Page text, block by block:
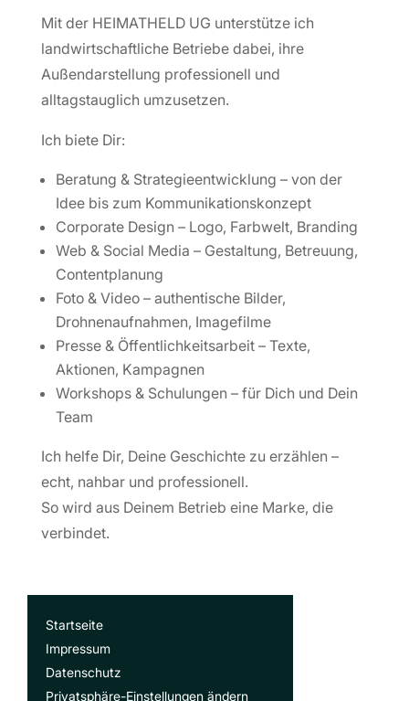
Mit der HEIMATHELD UG unterstütze ich
landwirtschaftliche Betriebe dabei, ihre
Außendarstellung professionell und
alltagstauglich umzusetzen.
Ich biete Dir:
Beratung & Strategieentwicklung – von der
Idee bis zum Kommunikationskonzept
Corporate Design – Logo, Farbwelt, Branding
Web & Social Media – Gestaltung, Betreuung,
Contentplanung
Foto & Video – authentische Bilder,
Drohnenaufnahmen, Imagefilme
Presse & Öffentlichkeitsarbeit – Texte,
Aktionen, Kampagnen
Workshops & Schulungen – für Dich und Dein
Team
Ich helfe Dir, Deine Geschichte zu erzählen –
echt, nahbar und professionell.
So wird aus Deinem Betrieb eine Marke, die
verbindet.
Startseite
Impressum
Datenschutz
Privatsphäre-Einstellungen ändern